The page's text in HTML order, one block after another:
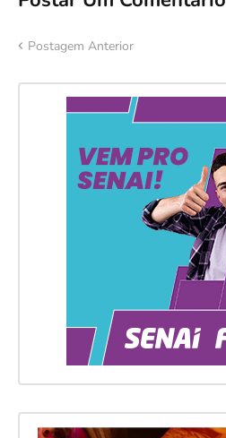
Postagem Anterior